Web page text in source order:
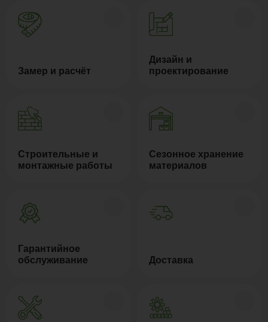
Замер и расчёт
Дизайн и
проектирование
Строительные и
монтажные работы
Сезонное хранение
материалов
Гарантийное
обслуживание
Доставка